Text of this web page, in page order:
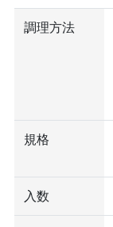
調理方法
規格
入数